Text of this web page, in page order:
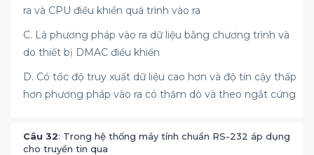
ra và CPU điều khiển quá trình vào ra
C. Là phương pháp vào ra dữ liệu bằng chương trình và
do thiết bị DMAC điều khiển
D. Có tốc độ truy xuất dữ liệu cao hơn và độ tin cậy thấp
hơn phương pháp vào ra có thăm dò và theo ngắt cứng
Câu 32: Trong hệ thống máy tính chuẩn RS-232 áp dụng
cho truyền tin qua